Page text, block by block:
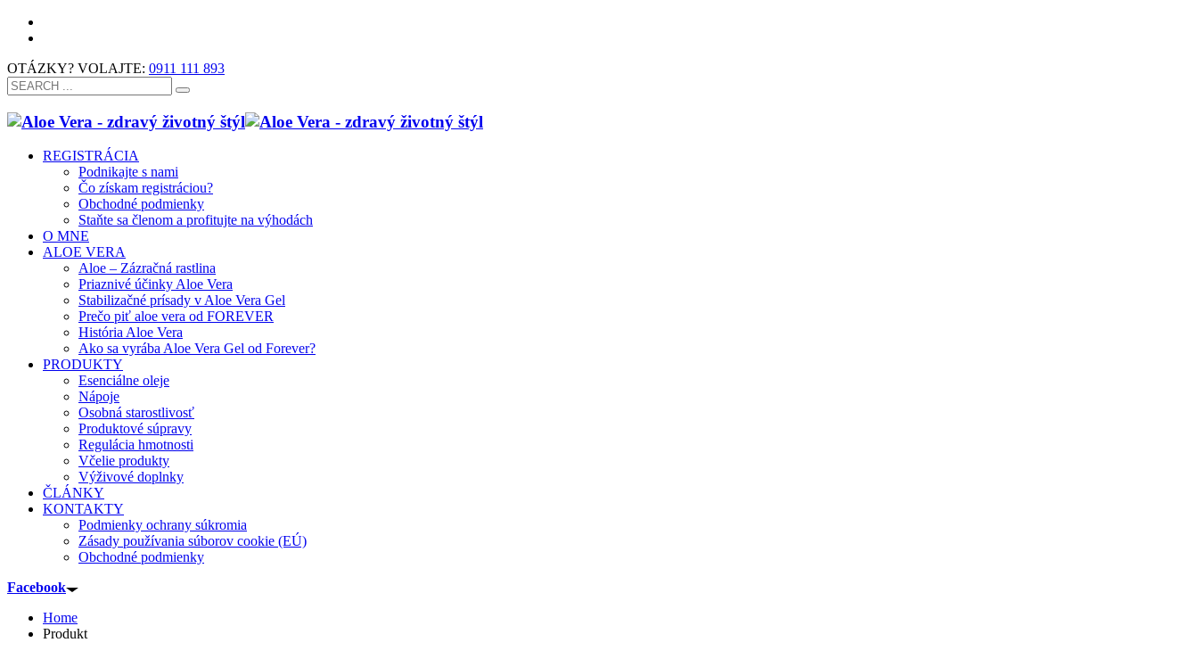
OTÁZKY? VOLAJTE: 0911 111 893
REGISTRÁCIA
Podnikajte s nami
Čo získam registráciou?
Obchodné podmienky
Staňte sa členom a profitujte na výhodách
O MNE
ALOE VERA
Aloe – Zázračná rastlina
Priaznivé účinky Aloe Vera
Stabilizačné prísady v Aloe Vera Gel
Prečo piť aloe vera od FOREVER
História Aloe Vera
Ako sa vyrába Aloe Vera Gel od Forever?
PRODUKTY
Esenciálne oleje
Nápoje
Osobná starostlivosť
Produktové súpravy
Regulácia hmotnosti
Včelie produkty
Výživové doplnky
ČLÁNKY
KONTAKTY
Podmienky ochrany súkromia
Zásady používania súborov cookie (EÚ)
Obchodné podmienky
Facebook
Home
Produkt